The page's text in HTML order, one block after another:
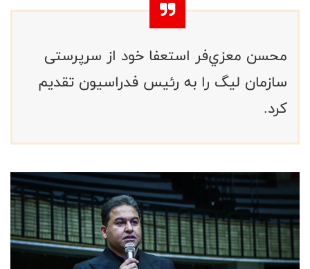
محسن معزي‌فر استعفا خود از سرپرستی
سازمان ليگ را به رئیس فدراسیون تقدیم
کرد.